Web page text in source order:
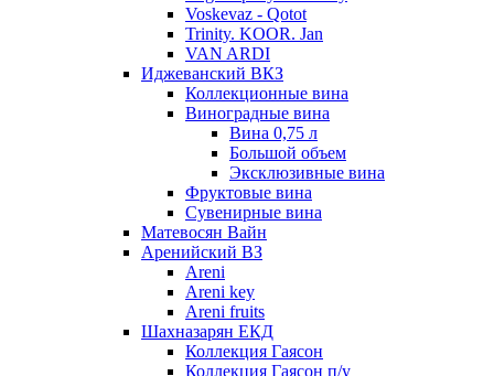
Voskevaz - Qotot
Trinity. KOOR. Jan
VAN ARDI
Иджеванский ВКЗ
Коллекционные вина
Виноградные вина
Вина 0,75 л
Большой объем
Эксклюзивные вина
Фруктовые вина
Cувенирные вина
Матевосян Вайн
Аренийский ВЗ
Areni
Areni key
Areni fruits
Шахназарян ЕКД
Коллекция Гаясон
Коллекция Гаясон п/у